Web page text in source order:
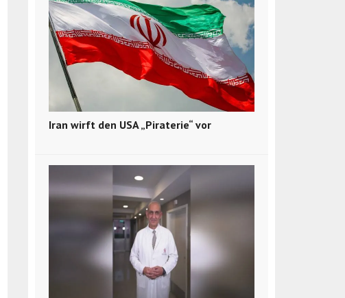
Iran wirft den USA „Piraterie“ vor